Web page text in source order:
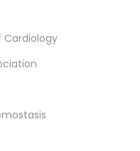
Cardiology